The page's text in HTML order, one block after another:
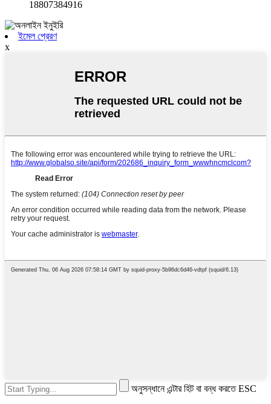
18807384916
ইমেল প্রেরণ
x
অনুসন্ধানে এন্টার হিট বা বন্ধ করতে ESC